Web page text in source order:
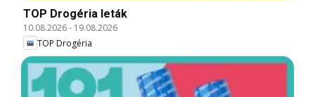
TOP Drogéria leták
10.08.2026- 19.08.2026
TOP Drogéria